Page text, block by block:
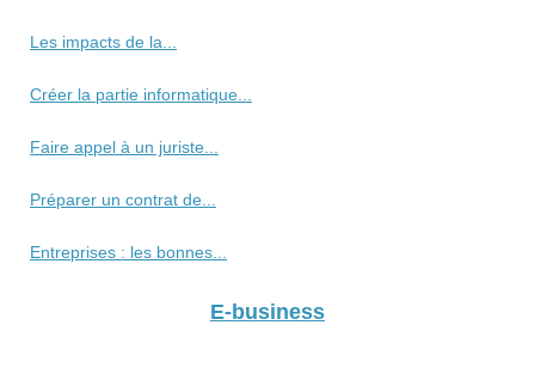
Les impacts de la...
Créer la partie informatique...
Faire appel à un juriste...
Préparer un contrat de...
Entreprises : les bonnes...
E-business